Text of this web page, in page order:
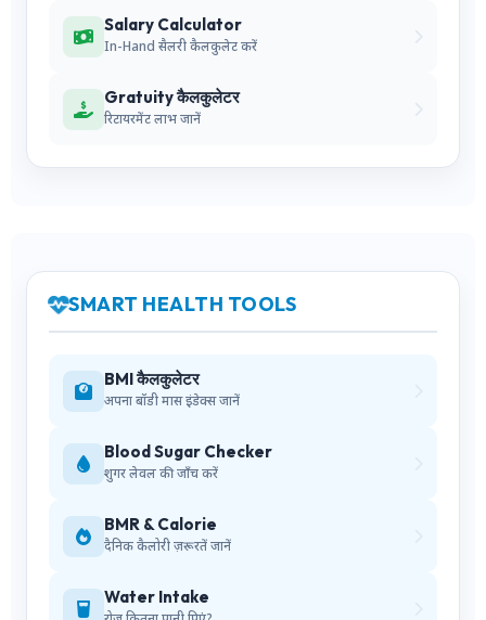
Salary Calculator
In-Hand सैलरी कैलकुलेट करें
Gratuity कैलकुलेटर
रिटायरमेंट लाभ जानें
SMART HEALTH TOOLS
BMI कैलकुलेटर
अपना बॉडी मास इंडेक्स जानें
Blood Sugar Checker
शुगर लेवल की जाँच करें
BMR & Calorie
दैनिक कैलोरी ज़रूरतें जानें
Water Intake